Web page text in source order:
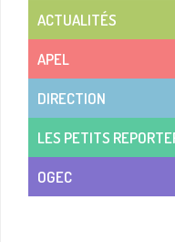
ACTUALITÉS
APEL
DIRECTION
LES PETITS
OGEC